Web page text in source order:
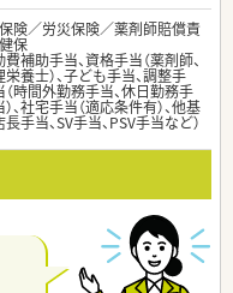
険／労災保険／薬剤師賠償責
保
補助手当、資格手当（薬剤師、
養士）、子ども手当、調整手
（時間外勤務手当、休日勤務手
、社宅手当（適応条件有）、他基
手当、SV手当、PSV手当など）